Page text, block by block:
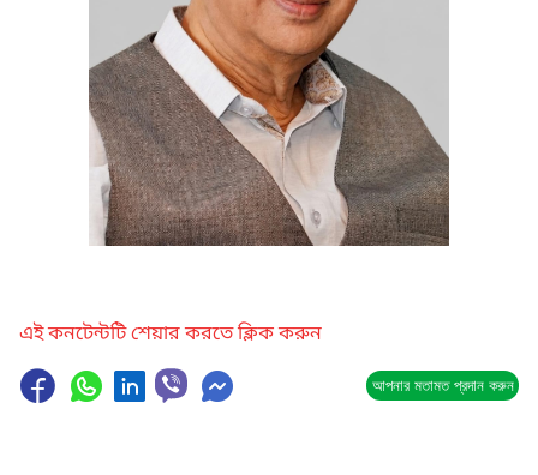
এই কনটেন্টটি শেয়ার করতে ক্লিক করুন
আপনার মতামত প্রদান করুন